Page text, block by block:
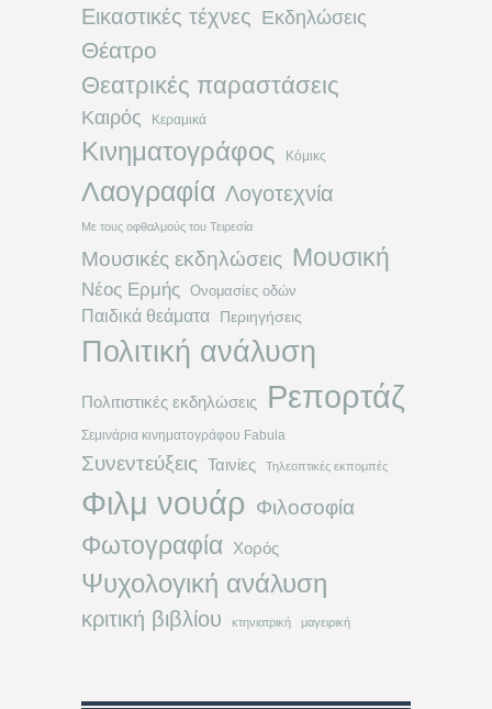
Εικαστικές τέχνες Εκδηλώσεις
Θέατρο
Θεατρικές παραστάσεις
Καιρός Κεραμικά
Κινηματογράφος Κόμικς
Λαογραφία Λογοτεχνία
Με τους οφθαλμούς του Τειρεσία
Μουσικές εκδηλώσεις Μουσική
Νέος Ερμής Ονομασίες οδών
Παιδικά θεάματα Περιηγήσεις
Πολιτική ανάλυση
Πολιτιστικές εκδηλώσεις Ρεπορτάζ
Σεμινάρια κινηματογράφου Fabula
Συνεντεύξεις Ταινίες Τηλεοπτικές εκπομπές
Φιλμ νουάρ Φιλοσοφία
Φωτογραφία Χορός
Ψυχολογική ανάλυση
κριτική βιβλίου κτηνιατρική μαγειρική